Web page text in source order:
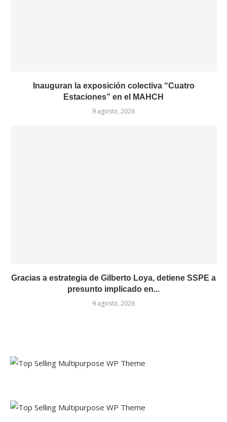
Inauguran la exposición colectiva “Cuatro
Estaciones” en el MAHCH
9 agosto, 2026
Gracias a estrategia de Gilberto Loya, detiene SSPE a
presunto implicado en...
9 agosto, 2026